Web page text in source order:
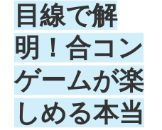
目線で解
明！合コン
ゲームが楽
しめる本当